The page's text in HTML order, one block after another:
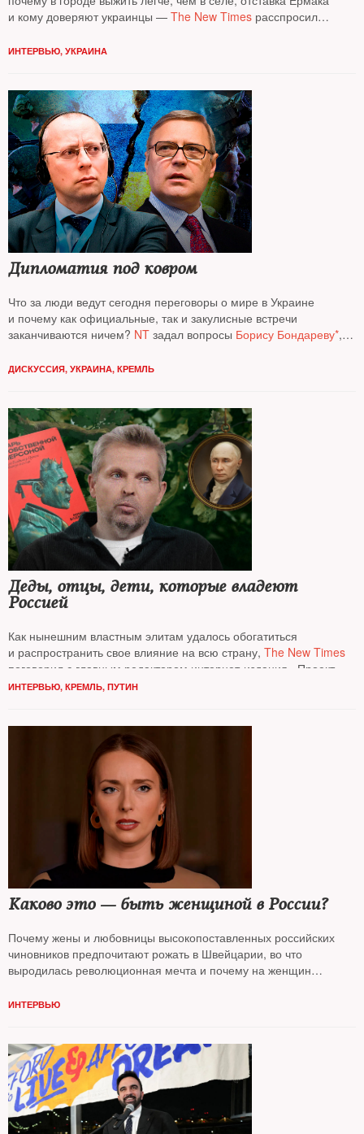
и кому доверяют украинцы — The New Times расспросил
ИНТЕРВЬЮ, УКРАИНА
Дипломатия под ковром
Что за люди ведут сегодня переговоры о мире в Украине
и почему как официальные, так и закулисные встречи
заканчиваются ничем? NT задал вопросы Борису Бондареву*,
политику, премьеру правительства РФ в 2000–2004 годах
ДИСКУССИЯ, УКРАИНА, КРЕМЛЬ
Деды, отцы, дети, которые владеют
Россией
Как нынешним властным элитам удалось обогатиться
и распространить свое влияние на всю страну, The New Times
поговорил с главным редактором интернет-­издания «Проект»
и руководителем расследования «Отцы и деды»
ИНТЕРВЬЮ, КРЕМЛЬ, ПУТИН
Каково это — быть женщиной в России?
Почему жены и любовницы высокопоставленных российских
чиновников предпочитают рожать в Швейцарии, во что
выродилась революционная мечта и почему на женщин
журналистки
ИНТЕРВЬЮ